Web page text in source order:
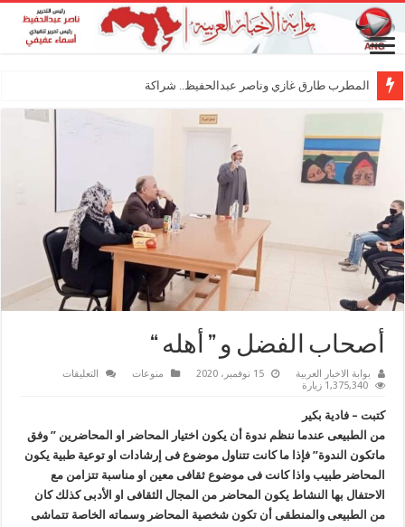
المطرب طارق غازي وناصر عبدالحفيظ.. شراكة فنية ترسم
أصحاب الفضل و ” أهله “
بوابة الاخبار العربية 15 نوفمبر، 2020 منوعات التعليقات
أهله
“
مغلقة
1,375,340 زيارة
كتبت – فادية بكير
من الطبيعى عندما ننظم ندوة أن يكون اختيار المحاضر او المحاضرين ” وفق
ماتكون الندوة” فإذا ما كانت تتناول موضوع فى إرشادات او توعية طبية يكون
المحاضر طبيب واذا كانت فى موضوع ثقافى معين او مناسبة تتزامن مع
الاحتفال بها النشاط يكون المحاضر من المجال الثقافى او الأدبى كذلك كان
من الطبيعى والمنطقى أن تكون شخصية المحاضر وسماته الخاصة تتماشى